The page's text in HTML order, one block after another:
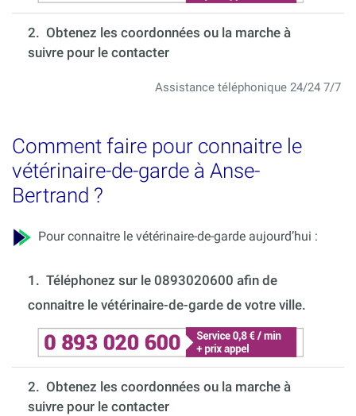
2. Obtenez les coordonnées ou la marche à
suivre pour le contacter
Assistance téléphonique 24/24 7/7
Comment faire pour connaitre le
vétérinaire-de-garde à Anse-
Bertrand ?
Pour connaitre le vétérinaire-de-garde aujourd’hui :
1. Téléphonez sur le 0893020600 afin de
connaitre le vétérinaire-de-garde de votre ville.
2. Obtenez les coordonnées ou la marche à
suivre pour le contacter